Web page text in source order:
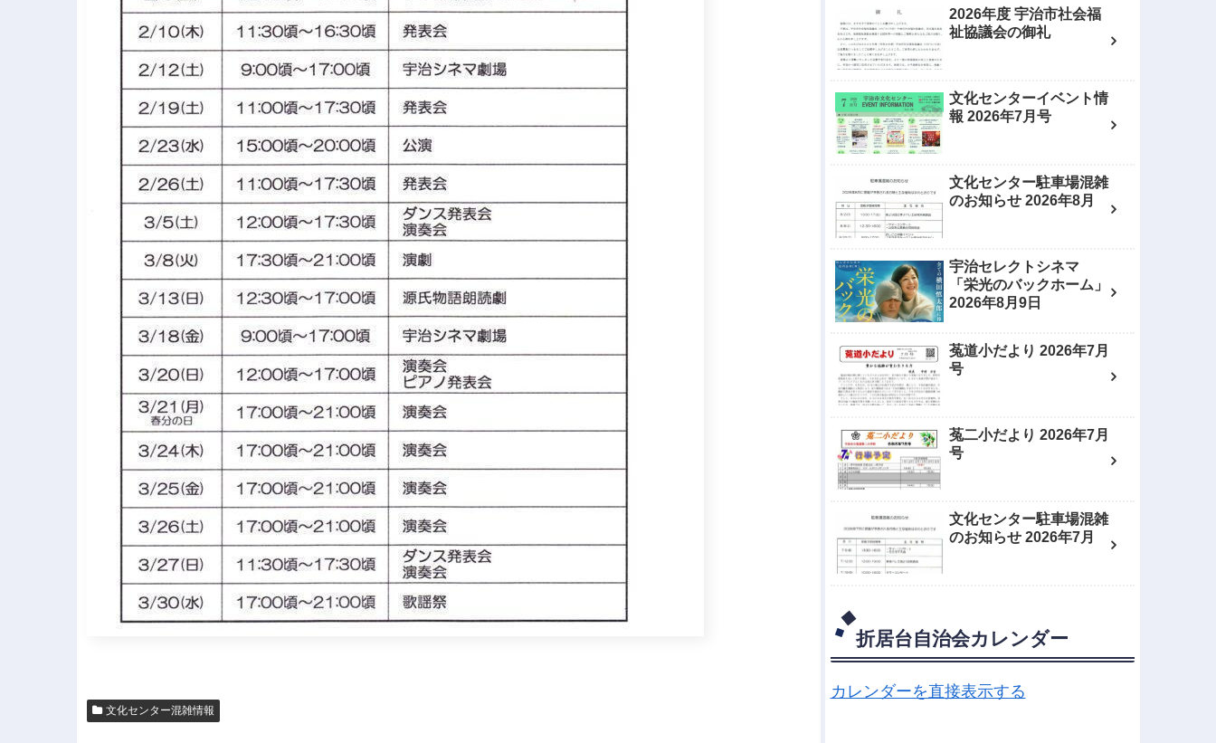
文化センター混雑情報
2026年度 宇治市社会福
祉協議会の御礼
文化センターイベント情
報 2026年7月号
文化センター駐車場混雑
のお知らせ 2026年8月
宇治セレクトシネマ
「栄光のバックホーム」
2026年8月9日
菟道小だより 2026年7月
号
菟二小だより 2026年7月
号
文化センター駐車場混雑
のお知らせ 2026年7月
折居台自治会カレンダー
カレンダーを直接表示する